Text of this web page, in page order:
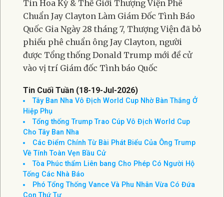
Đạo Của Iran Tại Trung Đông
Mỹ Sẽ ‘Tiêu Diệt’ Cơ Sở Pickaxe Mountain Nếu Iran
Không Đàm Phán
Ông Trump Ca Ngợi Nghị Sĩ Lindsey Graham
Thượng Viện Thúc Đẩy Trừng Phạt Nga Và Iran
Tin Hoa Kỳ & Thế Giới Thượng Viện Phê
Chuẩn Jay Clayton Làm Giám Đốc Tình Báo
Quốc Gia Ngày 28 tháng 7, Thượng Viện đã bỏ
phiếu phê chuẩn ông Jay Clayton, người
được Tổng thống Donald Trump mới đề cử
vào vị trí Giám đốc Tình báo Quốc
Tin Cuối Tuần (18-19-Jul-2026)
Tây Ban Nha Vô Địch World Cup Nhờ Bàn Thắng Ở
Hiệp Phụ
Tổng thống Trump Trao Cúp Vô Địch World Cup
Cho Tây Ban Nha